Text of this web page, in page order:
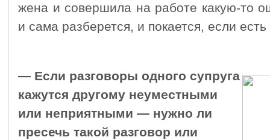
жена и совершила на работе какую-то
и сама разберется, и покается, если
— Если разговоры одного супруга
кажутся другому неуместными
или неприятными — нужно ли
пресечь такой разговор или